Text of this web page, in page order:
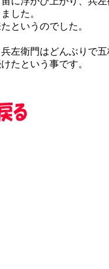
した。
というのでした。
左衛門はどんぶりで
たという事です。